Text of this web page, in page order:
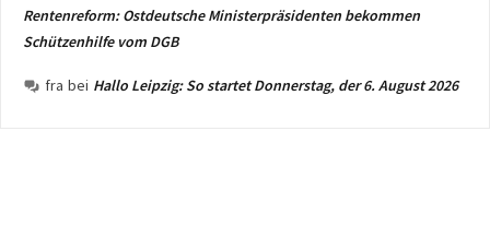
Rentenreform: Ostdeutsche Ministerpräsidenten bekommen
Schützenhilfe vom DGB
fra bei Hallo Leipzig: So startet Donnerstag, der 6. August 2026